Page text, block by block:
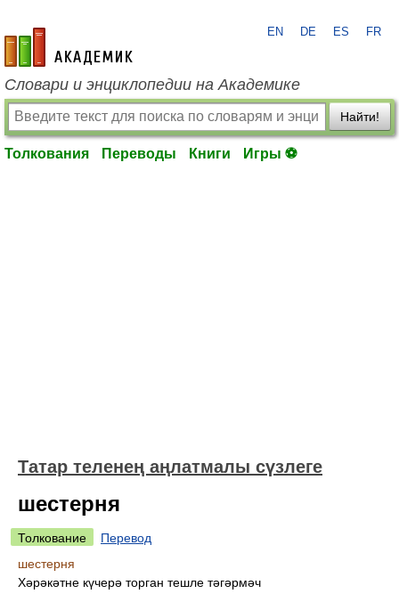
academic.ru
EN DE ES FR
Словари и энциклопедии на Академике
Найти!
Толкования Переводы Книги Игры ⚽
Татар теленең аңлатмалы сүзлеге
шестерня
Толкование
Перевод
шестерня
Хәрәкәтне күчерә торган тешле тәгәрмәч